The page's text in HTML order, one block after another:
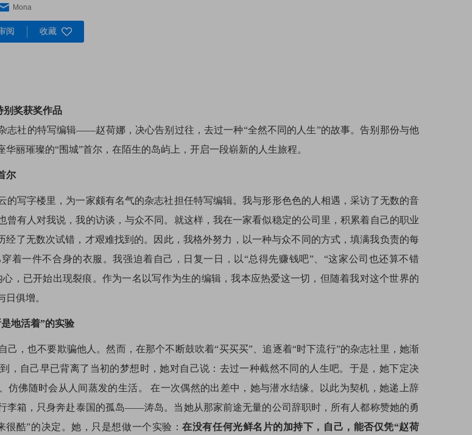
Mona
阅 收藏
别奖获奖作品
志社的特写编辑——赵荷娜，决心告别过往，去过一种“全然不同的人生”的故事。告别那份与他
丽璀璨的“围城”首尔，在陌生的岛屿上，开启一段崭新的人生旅程。
尔
的写字楼里，为一家颇有名气的杂志社担任特写编辑。我与形形色色的人相遇，采访了无数的音
曾有人对我说，我的访谈，与众不同。就这样，我在一家看似稳定的公司里，积累着自己的职业
经了无数次试错，才艰难找到的。因此，我格外努力，以一种与众不同的方式，填满我负责的每
着一件不合身的衣服。我强迫着自己，日复一日，以“总得先赚钱吧”、“这家公司也还算不错
，已开始出现裂痕。作为一名以写作为生的编辑，我本应热爱这一切，但随着我对这个世界的
俱增。
地活着”的实验
己，也不要欺骗他人。然而，在那个不断鼓吹着“买买买”、追逐着“时下流行”的杂志社里，她渐
，自己早已背离了当初的梦想时，她对自己说：去过一种截然不同的人生吧。于是，她下定决
仿佛随时会从人间蒸发的生活。 在一次偶然的出差中，她与潜水结缘。以此为契机，她递上辞
李箱，只身奔赴泰国的孤岛——涛岛。当她从那家前途无量的公司辞职时，所有人都称赞她的勇
很酷”的决定。她，只是想做一个实验：在没有任何光鲜名片的加持下，自己，能否仅凭“赵荷